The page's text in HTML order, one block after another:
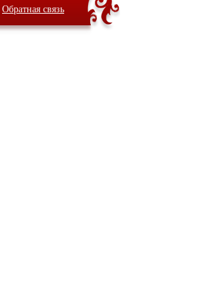
Обратная связь